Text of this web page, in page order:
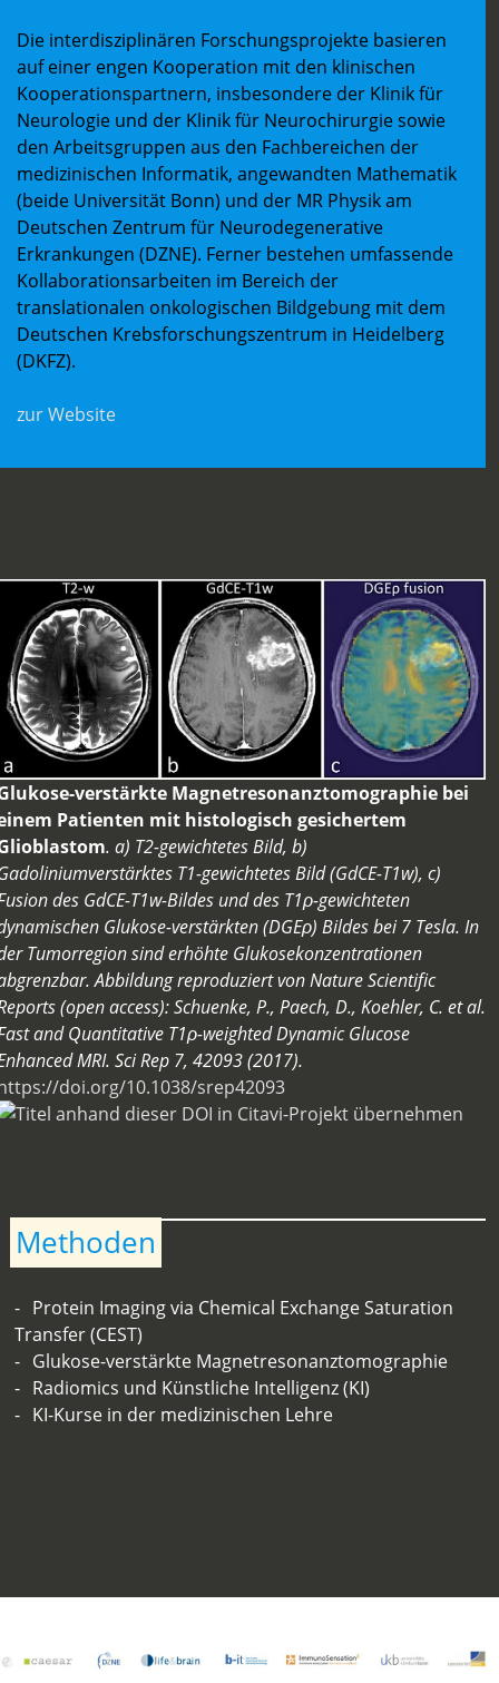
Die interdisziplinären Forschungsprojekte basieren
auf einer engen Kooperation mit den klinischen
Kooperationspartnern, insbesondere der Klinik für
Neurologie und der Klinik für Neurochirurgie sowie
den Arbeitsgruppen aus den Fachbereichen der
medizinischen Informatik, angewandten Mathematik
(beide Universität Bonn) und der MR Physik am
Deutschen Zentrum für Neurodegenerative
Erkrankungen (DZNE). Ferner bestehen umfassende
Kollaborationsarbeiten im Bereich der
translationalen onkologischen Bildgebung mit dem
Deutschen Krebsforschungszentrum in Heidelberg
(DKFZ).
zur Website
verstärkte Magnetresonanztomographie bei
Patienten mit histologisch gesichertem
. a) T2-gewichtetes Bild, b)
T1-gewichtetes Bild (GdCE-T1w), c)
des GdCE-T1w-Bildes und des T1ρ-gewichteten
Glukose-verstärkten (DGEρ) Bildes bei 7 Tesla. In
Tumorregion sind erhöhte Glukosekonzentrationen
Abbildung reproduziert von Nature Scientific
(open access): Schuenke, P., Paech, D., Koehler, C. et al.
and Quantitative T1ρ-weighted Dynamic Glucose
MRI. Sci Rep 7, 42093 (2017).
doi.org/10.1038/srep42093
Methoden
Protein Imaging via Chemical Exchange Saturation
Transfer (CEST)
Glukose-verstärkte Magnetresonanztomographie
Radiomics und Künstliche Intelligenz (KI)
KI-Kurse in der medizinischen Lehre